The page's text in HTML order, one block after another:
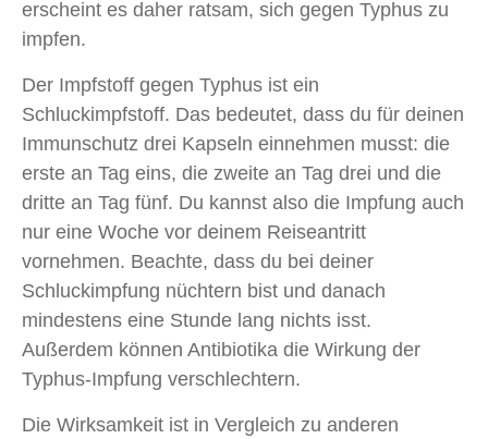
erscheint es daher ratsam, sich gegen Typhus zu
impfen.
Der Impfstoff gegen Typhus ist ein
Schluckimpfstoff. Das bedeutet, dass du für deinen
Immunschutz drei Kapseln einnehmen musst: die
erste an Tag eins, die zweite an Tag drei und die
dritte an Tag fünf. Du kannst also die Impfung auch
nur eine Woche vor deinem Reiseantritt
vornehmen. Beachte, dass du bei deiner
Schluckimpfung nüchtern bist und danach
mindestens eine Stunde lang nichts isst.
Außerdem können Antibiotika die Wirkung der
Typhus-Impfung verschlechtern.
Die Wirksamkeit ist in Vergleich zu anderen